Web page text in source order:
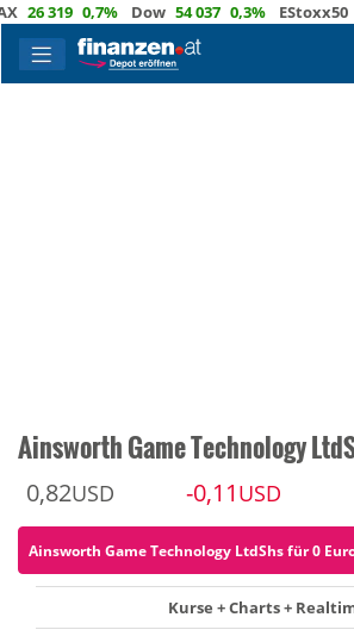
319 0,7% Dow 54 037 0,3% EStoxx50 6 524
Ainsworth Game Technology
0,82USD -0,11 USD
Ainsworth Game Technology LtdShs für 0
Kurse + Charts +